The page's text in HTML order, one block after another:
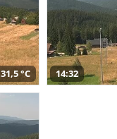
31,5 °C 14:32